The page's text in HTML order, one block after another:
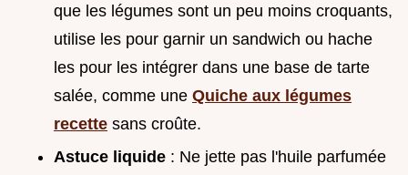
que les légumes sont un peu moins croquants,
utilise les pour garnir un sandwich ou hache
les pour les intégrer dans une base de tarte
salée, comme une Quiche aux légumes
recette sans croûte.
Astuce liquide : Ne jette pas l'huile parfumée